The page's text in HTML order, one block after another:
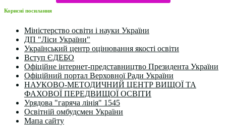
Корисні посилання
Міністерство освіти і науки України
ДП "Ліси України"
Український центр оцінювання якості освіти
Вступ ЄДЕБО
Офіційне інтернет-представництво Президента України
Офіційний портал Верховної Ради України
НАУКОВО-МЕТОДИЧНИЙ ЦЕНТР ВИЩОЇ ТА
ФАХОВОЇ ПЕРЕДВИЩОЇ ОСВІТИ
Урядова "гаряча лінія" 1545
Освітній омбудсмен України
Мапа сайту